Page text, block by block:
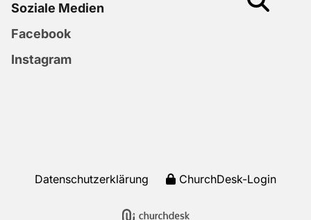
Soziale Medien
Facebook
Instagram
Datenschutzerklärung ChurchDesk-Login